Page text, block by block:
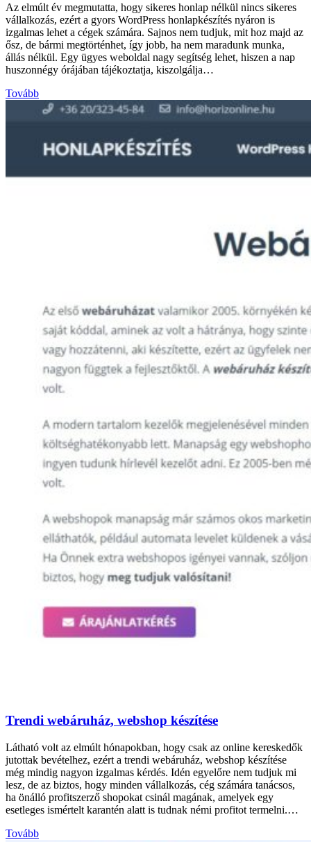
Az elmúlt év megmutatta, hogy sikeres honlap nélkül nincs sikeres
vállalkozás, ezért a gyors WordPress honlapkészítés nyáron is
izgalmas lehet a cégek számára. Sajnos nem tudjuk, mit hoz majd az
ősz, de bármi megtörténhet, így jobb, ha nem maradunk munka,
állás nélkül. Egy ügyes weboldal nagy segítség lehet, hiszen a nap
huszonnégy órájában tájékoztatja, kiszolgálja…
Tovább
Trendi webáruház, webshop készítése
Látható volt az elmúlt hónapokban, hogy csak az online kereskedők
jutottak bevételhez, ezért a trendi webáruház, webshop készítése
még mindig nagyon izgalmas kérdés. Idén egyelőre nem tudjuk mi
lesz, de az biztos, hogy minden vállalkozás, cég számára tanácsos,
ha önálló profitszerző shopokat csinál magának, amelyek egy
esetleges ismértelt karantén alatt is tudnak némi profitot termelni.…
Tovább